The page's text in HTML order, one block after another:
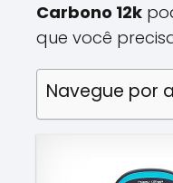
Carbono 12k
que você
Navegue por